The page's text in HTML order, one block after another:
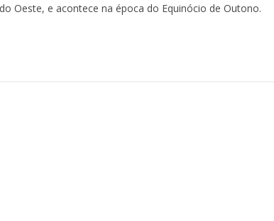
Oeste, e acontece na época do Equinócio de Outono.